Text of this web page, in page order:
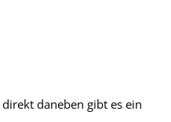
daneben gibt es ein